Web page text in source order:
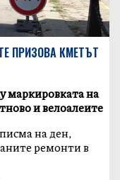
ПРИЗОВА КМЕТЪТ
маркировката на
и велоалеите
на ден,
ремонти в